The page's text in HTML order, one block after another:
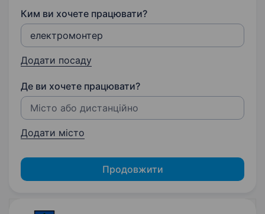
Ким ви хочете працювати?
Додати посаду
Де ви хочете працювати?
Додати місто
Продовжити